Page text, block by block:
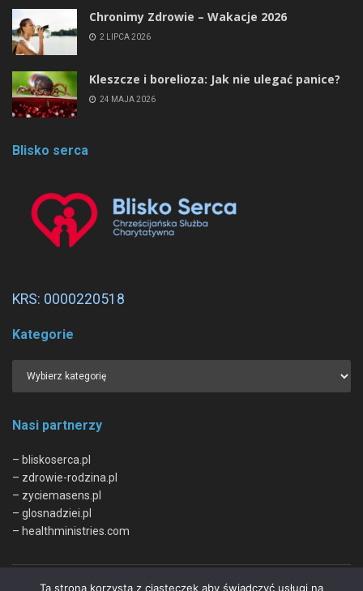
Chronimy Zdrowie ­– Wakacje 2026
2 LIPCA 2026
Kleszcze i borelioza: Jak nie ulegać panice?
24 MAJA 2026
Blisko serca
KRS: 0000220518
Kategorie
Nasi partnerzy
– bliskoserca.pl
– zdrowie-rodzina.pl
– zyciemasens.pl
– glosnadziei.pl
– healthministries.com
Ta strona korzysta z ciasteczek aby świadczyć usługi na